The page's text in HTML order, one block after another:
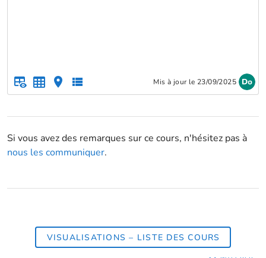
Mis à jour le 23/09/2025
Si vous avez des remarques sur ce cours, n'hésitez pas à
nous les communiquer.
VISUALISATIONS – LISTE DES COURS